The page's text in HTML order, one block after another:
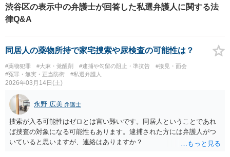
渋谷区の表示中の弁護士が回答した私選弁護人に関する法
律Q&A
同居人の薬物所持で家宅捜索や尿検査の可能性は？
#薬物犯罪 #大麻・覚醒剤 #逮捕や勾留の阻止・準抗告
#接見・面会
#冤罪・無実・正当防衛
#私選弁護人
2026年03月14日(土)
永野 広美 弁護士
捜索が入る可能性はゼロとは言い難いです。同居人ということであれ
ば捜査の対象になる可能性もあります。逮捕された方には弁護人がつ
いていると思いますが、連絡はありますか？